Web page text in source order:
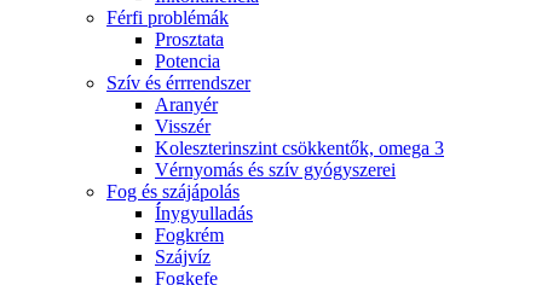
Férfi problémák
Prosztata
Potencia
Szív és érrrendszer
Aranyér
Visszér
Koleszterinszint csökkentők, omega 3
Vérnyomás és szív gyógyszerei
Fog és szájápolás
Í́nygyulladás
Fogkrém
Szájvíz
Fogkefe